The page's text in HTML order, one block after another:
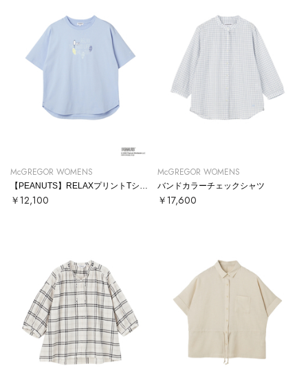
McGREGOR WOMENS
￥12,100
McGREGOR WOMENS
バンドカラーチェックシャツ
￥17,600